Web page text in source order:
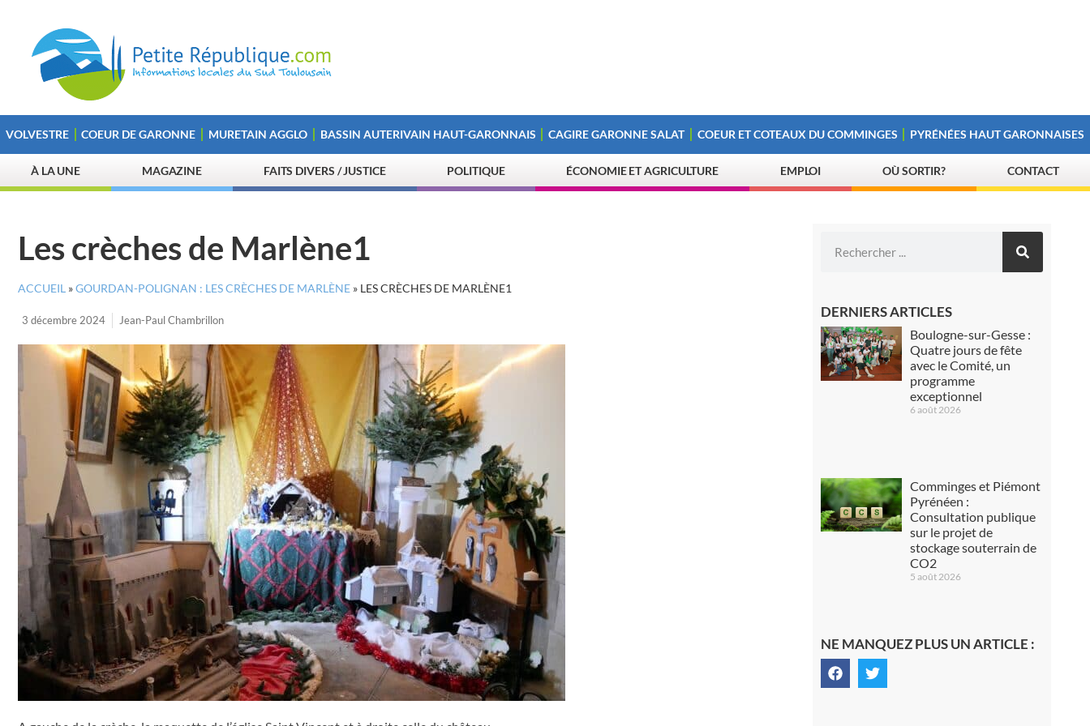
VOLVESTRE COEUR DE GARONNE MURETAIN AGGLO BASSIN AUTERIVAIN HAUT-GARONNAIS CAGIRE GARONNE SALAT COEUR ET COTEAUX DU COMMINGES PYRÉNÉES HAUT GARONNAISES
À LA UNE MAGAZINE FAITS DIVERS / JUSTICE POLITIQUE ÉCONOMIE ET AGRICULTURE EMPLOI OÙ SORTIR? CONTACT
Les crèches de Marlène1
ACCUEIL »GOURDAN-POLIGNAN : LES CRÈCHES DE MARLÈNE » LES CRÈCHES DE MARLÈNE1
3 décembre 2024 Jean-Paul Chambrillon DERNIERS ARTICLES
Boulogne-sur-Gesse :
Quatre jours de fête
avec le Comité, un
programme
exceptionnel
6 août 2026
Comminges et Piémont
Pyrénéen :
Consultation publique
sur le projet de
stockage souterrain de
CO2
5 août 2026
NE MANQUEZ PLUS UN ARTICLE :